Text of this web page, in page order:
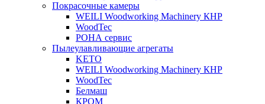
Покрасочные камеры
WEILI Woodworking Machinery КНР
WoodTec
РОНА сервис
Пылеулавливающие агрегаты
KETO
WEILI Woodworking Machinery КНР
WoodTec
Белмаш
КРОМ